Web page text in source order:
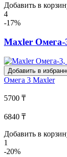
Добавить в
4
-17%
Maxler Омега-
Добавить в
Омега 3 Maxler
5700 ₸
6840 ₸
Добавить в
1
-20%